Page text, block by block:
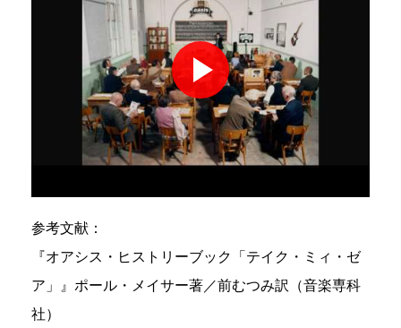
参考文献：
『オアシス・ヒストリーブック「テイク・ミィ・ゼ
ア」』ポール・メイサー著／前むつみ訳（音楽専科
社）